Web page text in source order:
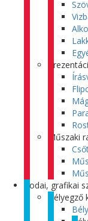
Műszaki
Irodai, grafikai